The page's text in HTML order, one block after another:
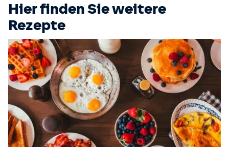
Hier finden Sie weitere
Rezepte